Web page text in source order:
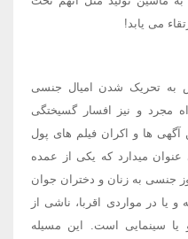
می یابد!
به تحریک شدن امیال جنسی
مجرد و نیز افسار گسیختگی
ها و اکران فیلم های پول
میدارد که یکی از عمده
جنسی به زنان و دختران جوان
در مواردی اقربا، ناشی از
یا سینمایی است. این مسیله